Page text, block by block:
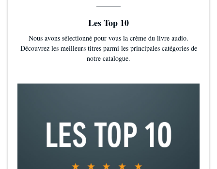
Les Top 10
Nous avons sélectionné pour vous la crème du livre audio.
Découvrez les meilleurs titres parmi les principales catégories de
notre catalogue.